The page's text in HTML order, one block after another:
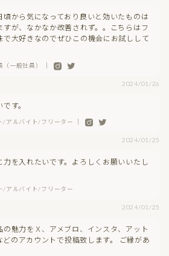
頃から気になっており良いと効いたものは
すが、なかなか改善されず。。こちらはフ
で大好きなのでぜひこの機会にお試しして
（一般社員） ｜
2024/01/26
す。
/アルバイト/フリーター ｜
2024/01/25
力を入れたいです。よろしくお願いいたし
/アルバイト/フリーター
2024/01/25
の魅力をＸ、アメブロ、インスタ、アット
どのアカウントで投稿致します。 ご縁があ